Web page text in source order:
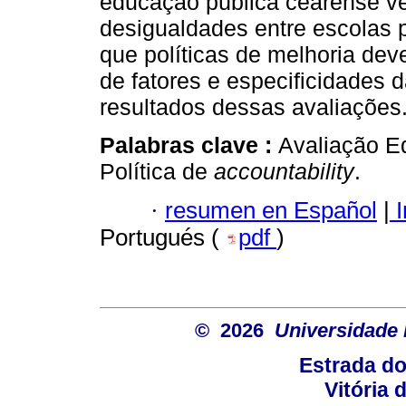
desigualdades entre escolas
que políticas de melhoria
de fatores e especificidades
resultados dessas
Palabras clave : Avaliação
Política de accountability.
· resumen en Español |
Portugués (
pdf )
© 2026 Universidade
Estrada
Vitória